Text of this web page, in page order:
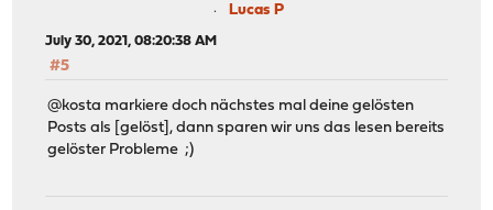
Lucas P
July 30, 2021, 08:20:38 AM
#5
@kosta markiere doch nächstes mal deine gelösten
Posts als [gelöst], dann sparen wir uns das lesen bereits
gelöster Probleme ;)